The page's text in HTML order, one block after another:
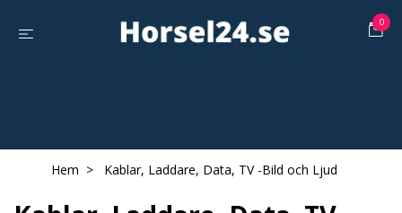
0
Hem Kablar, Laddare, Data, TV -Bild och Ljud